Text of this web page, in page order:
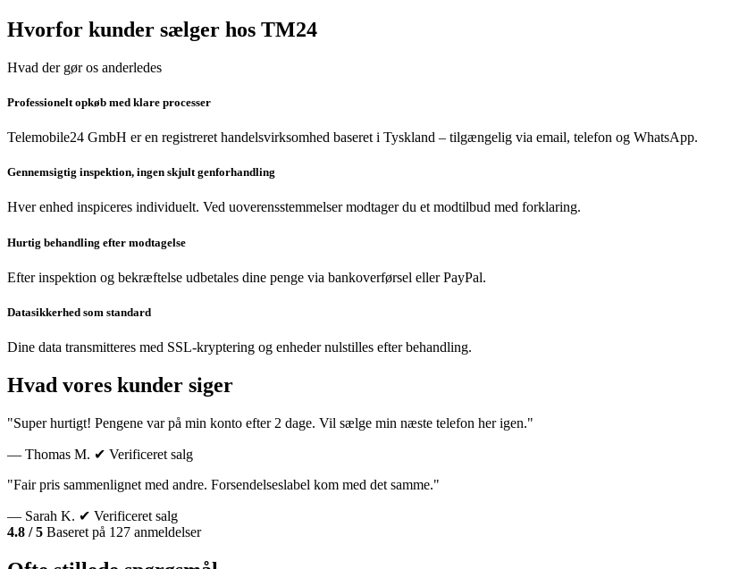
Hvorfor kunder sælger hos TM24
Hvad der gør os anderledes
Professionelt opkøb med klare processer
Telemobile24 GmbH er en registreret handelsvirksomhed baseret i Tyskland – tilgængelig via email, telefon og WhatsApp.
Gennemsigtig inspektion, ingen skjult genforhandling
Hver enhed inspiceres individuelt. Ved uoverensstemmelser modtager du et modtilbud med forklaring.
Hurtig behandling efter modtagelse
Efter inspektion og bekræftelse udbetales dine penge via bankoverførsel eller PayPal.
Datasikkerhed som standard
Dine data transmitteres med SSL-kryptering og enheder nulstilles efter behandling.
Hvad vores kunder siger
"Super hurtigt! Pengene var på min konto efter 2 dage. Vil sælge min næste telefon her igen."
— Thomas M. ✔ Verificeret salg
"Fair pris sammenlignet med andre. Forsendelseslabel kom med det samme."
— Sarah K. ✔ Verificeret salg
4.8 / 5 Baseret på 127 anmeldelser